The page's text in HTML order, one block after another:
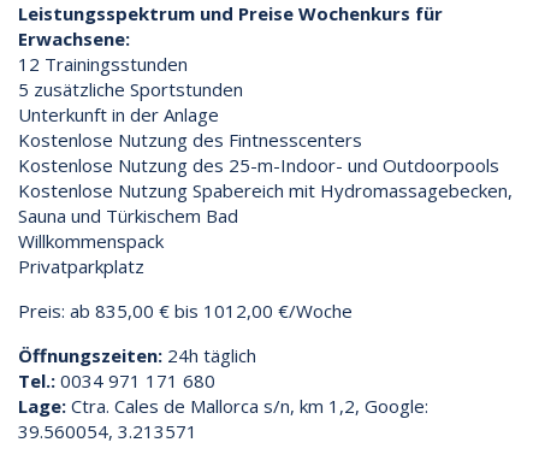
Leistungsspektrum und Preise Wochenkurs für
Erwachsene:
12 Trainingsstunden
5 zusätzliche Sportstunden
Unterkunft in der Anlage
Kostenlose Nutzung des Fintnesscenters
Kostenlose Nutzung des 25-m-Indoor- und Outdoorpools
Kostenlose Nutzung Spabereich mit Hydromassagebecken,
Sauna und Türkischem Bad
Willkommenspack
Privatparkplatz
Preis: ab 835,00 € bis 1012,00 €/Woche
Öffnungszeiten: 24h täglich
Tel.: 0034 971 171 680
Lage: Ctra. Cales de Mallorca s/n, km 1,2, Google:
39.560054, 3.213571